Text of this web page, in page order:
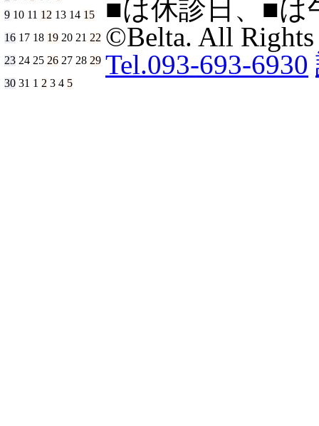
9 10 11 12 13 14 15
16 17 18 19 20 21 22
23 24 25 26 27 28 29
30 31 1 2 3 4 5
■は休診日、 ■は
©Belta. All Rights
Tel.093-693-6930